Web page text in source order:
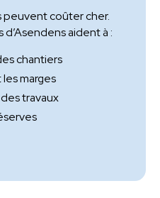
peuvent coûter cher.
aident à :
chantiers
marges
travaux